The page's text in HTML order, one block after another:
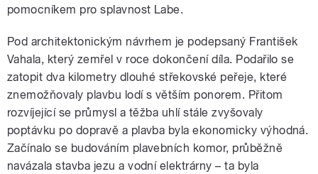
pomocníkem pro splavnost Labe.
Pod architektonickým návrhem je podepsaný František
Vahala, který zemřel v roce dokončení díla. Podařilo se
zatopit dva kilometry dlouhé střekovské peřeje, které
znemožňovaly plavbu lodí s větším ponorem. Přitom
rozvíjející se průmysl a těžba uhlí stále zvyšovaly
poptávku po dopravě a plavba byla ekonomicky výhodná.
Začínalo se budováním plavebních komor, průběžně
navázala stavba jezu a vodní elektrárny – ta byla